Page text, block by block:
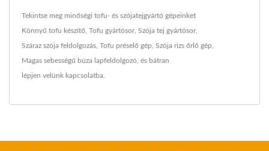
Tekintse meg minőségi tofu- és szójatejgyártó gépeinket
Könnyű tofu készítő Tofu gyártósor, Szója tej gyártósor,
Száraz szója feldolgozás Tofu préselő gép Szója rizs őrlő gép
Magas sebességű búza lapfeldolgozó , és bátran
lépjen velünk kapcsolatba